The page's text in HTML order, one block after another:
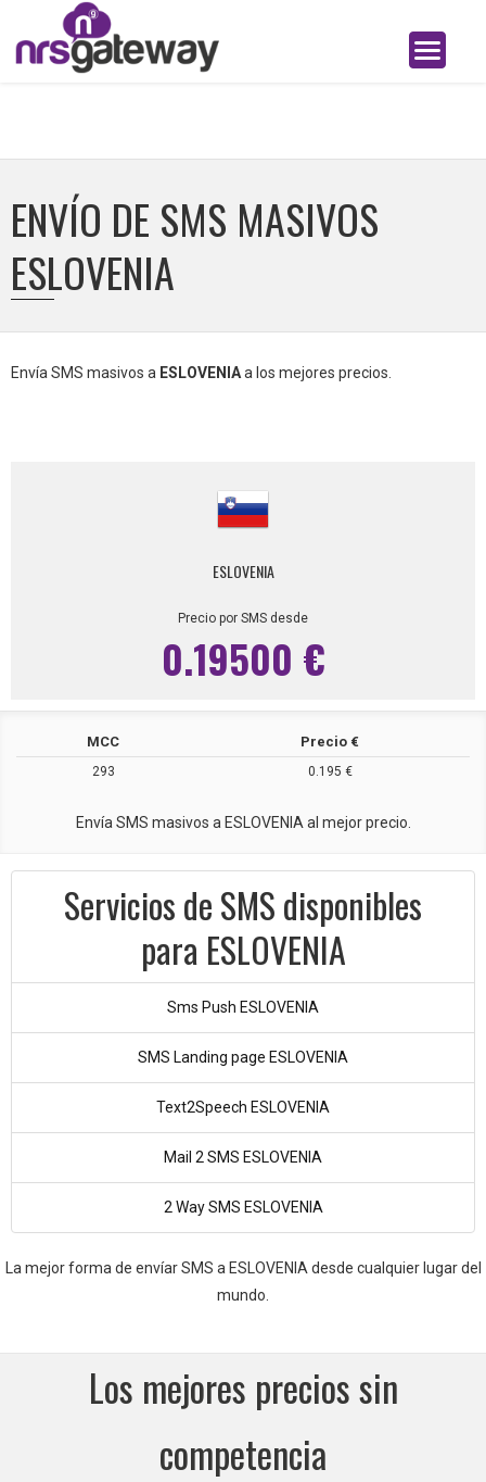
ENVÍO DE SMS MASIVOS
ESLOVENIA
Envía SMS masivos a ESLOVENIAa los mejores precios.
ESLOVENIA
Precio por SMS desde
0.19500 €
MCC Precio €
293 0.195 €
Envía SMS masivos a ESLOVENIA al mejor precio.
Servicios de SMS disponibles
para ESLOVENIA
Sms Push ESLOVENIA
SMS Landing page ESLOVENIA
Text2Speech ESLOVENIA
Mail 2 SMS ESLOVENIA
2 Way SMS ESLOVENIA
La mejor forma de envíar SMS a ESLOVENIA desde cualquier lugar del
mundo.
Los mejores precios sin
competencia